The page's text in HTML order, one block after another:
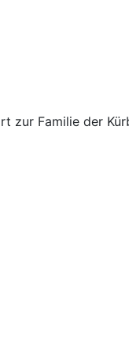
zur Familie der